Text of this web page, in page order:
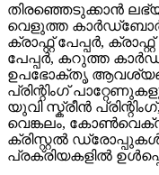
തിരഞ്ഞെടുക്കാൻ
വെളുത്ത
ക്രാഫ്റ്റ് പേപ്പർ,
പേപ്പർ, കറുത്ത
ഉപഭോക്തൃ
പ്രിന്റിംഗ്
യുവി സ്ക്രീൻ
വെങ്കലം,
ക്രിസ്റ്റൽ
പ്രക്രിയകളിൽ